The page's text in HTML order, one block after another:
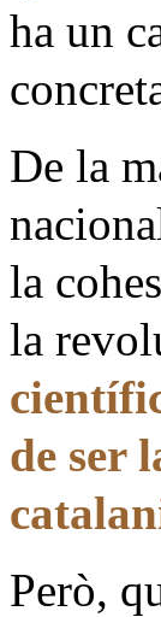
ha un
De la
la
la
de ser
Però,